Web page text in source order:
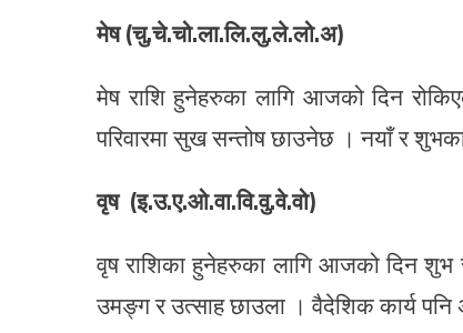
मेष (चु.चे.चो.ला.लि.लु.ले.लो.अ)
मेष राशि हुनेहरुका लागि आजको दिन
परिवारमा सुख सन्तोष छाउनेछ । नयाँ र
वृष (इ.उ.ए.ओ.वा.वि.वु.वे.वो)
वृष राशिका हुनेहरुका लागि आजको दिन शुभ
उमङ्ग र उत्साह छाउला । वैदेशिक कार्य